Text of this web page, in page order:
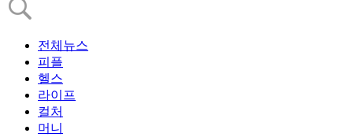
전체뉴스
피플
헬스
라이프
컬처
머니